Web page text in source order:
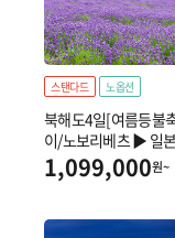
스탠다드 노옵션
북해도4일[여름등불
이/노보리베츠 ▶ 일
온천탕(31개)이용 + 트
+ 전일특급숙박
1,099,000원~